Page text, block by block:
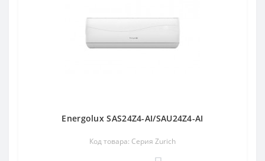
Energolux SAS24Z4-AI/SAU24Z4-AI
Код товара: Серия Zurich